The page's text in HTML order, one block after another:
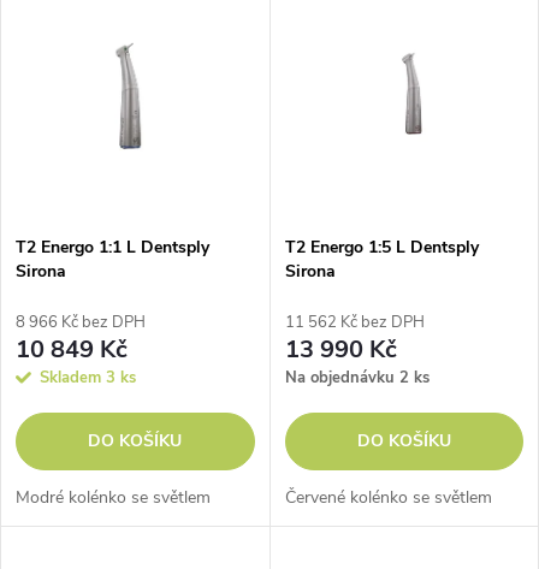
p
r
o
d
u
s
p
r
o
d
u
T2 Energo 1:1 L Dentsply
Sirona
8 966 Kč bez DPH
10 849 Kč
Skladem 3 ks
DO KOŠÍKU
Modré kolénko se světlem
T2 Energo 1:5 L Dentsply
Sirona
11 562 Kč bez DPH
13 990 Kč
Na objednávku 2 ks
DO KOŠÍKU
Červené kolénko se světlem